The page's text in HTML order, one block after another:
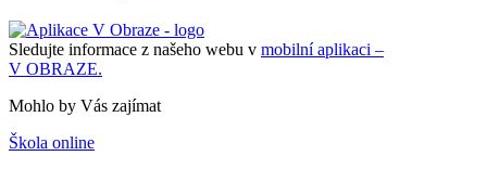
Sledujte informace z našeho webu v mobilní aplikaci –
V OBRAZE.
Mohlo by Vás zajímat
Škola online